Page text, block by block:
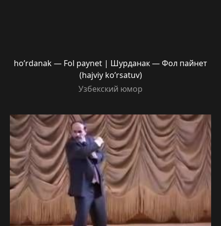
ho’rdanak — Fol paynet | Шурданак — Фол пайнет
(hajviy ko’rsatuv)
Узбекский юмор